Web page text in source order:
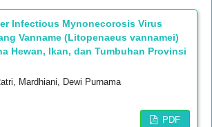
Infectious Mynonecorosis Virus
Vanname (Litopenaeus vannamei)
Hewan, Ikan, dan Tumbuhan Provinsi
Mardhiani, Dewi Purnama
PDF